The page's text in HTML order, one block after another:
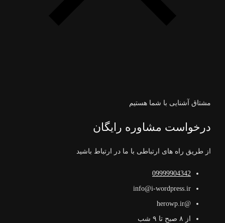
مشتاق آشنایی با شما هستیم
درخواست مشاوره رایگان
از طریق راه های ارتباطی با ما در ارتباط باشید
09999904342
info@i-wordpress.ir
@herowp.ir
از ۸ صبح تا ۹ شب